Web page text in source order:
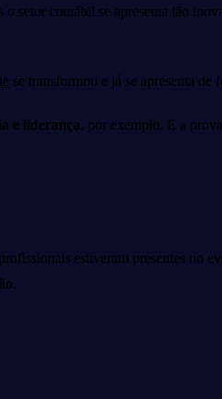
setor contábil se apresenta tão
se transformou e já se apresenta de
e liderança, por exemplo. E a
estiveram presentes no
.